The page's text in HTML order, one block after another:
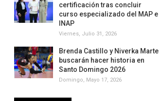
certificación tras concluir
curso especializado del MAP e
INAP
Viernes, Julio 31, 2026
Brenda Castillo y Niverka Marte
buscarán hacer historia en
Santo Domingo 2026
Domingo, Mayo 17, 2026